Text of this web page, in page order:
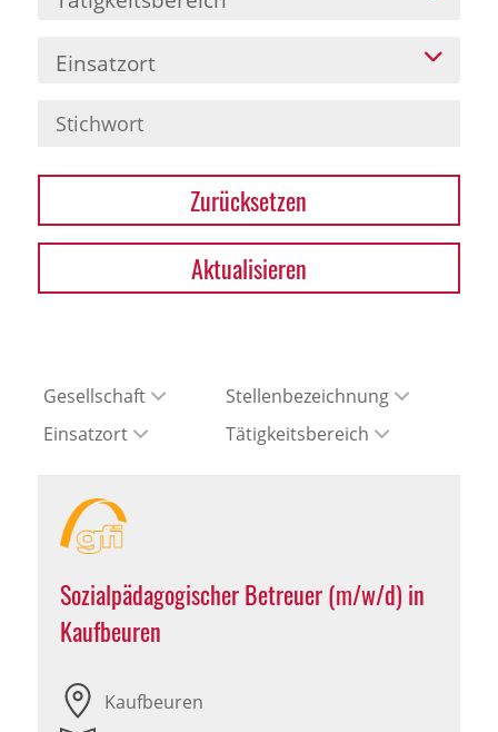
Einsatzort
Zurücksetzen
Aktualisieren
Gesellschaft
Stellenbezeichnung
Einsatzort
Tätigkeitsbereich
Sozialpädagogischer Betreuer (m/w/d) in
Kaufbeuren
Kaufbeuren